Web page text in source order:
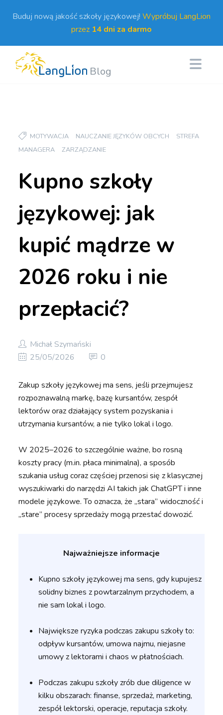
Buduj nową jakość szkoły językowej! Wypróbuj LangLion
przez 14 dni za darmo
Blog
MOTYWACJA NAUCZANIE JĘZYKÓW OBCYCH
STREFA
MANAGERA
ZARZĄDZANIE
Kupno szkoły
językowej: jak
kupić mądrze w
2026 roku i nie
przepłacić?
Michał Szymański
25/05/2026
0
Zakup szkoły językowej ma sens, jeśli przejmujesz
rozpoznawalną markę, bazę kursantów, zespół
lektorów oraz działający system pozyskania i
utrzymania kursantów, a nie tylko lokal i logo.
W 2025–2026 to szczególnie ważne, bo rosną
koszty pracy (m.in. płaca minimalna), a sposób
szukania usług coraz częściej przenosi się z klasycznej
wyszukiwarki do narzędzi AI takich jak ChatGPT i inne
modele językowe. To oznacza, że „stara” widoczność i
„stare” procesy sprzedaży mogą przestać dowozić.
Najważniejsze informacje
Kupno szkoły językowej ma sens, gdy kupujesz
solidny biznes z powtarzalnym przychodem, a
nie sam lokal i logo.
Największe ryzyka podczas zakupu szkoły to:
odpływ kursantów, umowa najmu, niejasne
umowy z lektorami i chaos w płatnościach.
Podczas zakupu szkoły zrób due diligence w
kilku obszarach: finanse, sprzedaż, marketing,
zespół lektorski, operacje, reputacja szkoły.